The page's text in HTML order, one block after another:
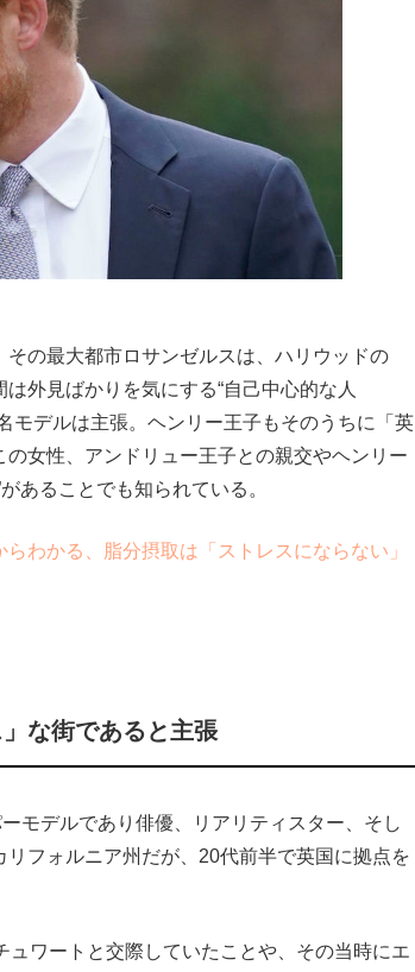
の最大都市ロサンゼルスは、ハリウッドの
外見ばかりを気にする“自己中心的な人
デルは主張。ヘンリー王子もそのうちに「英
女性、アンドリュー王子との親交やヘンリー
あることでも知られている。
わかる、脂分摂取は「ストレスにならない」
な街であると主張
モデルであり俳優、リアリティスター、そし
フォルニア州だが、20代前半で英国に拠点を
ワートと交際していたことや、その当時にエ